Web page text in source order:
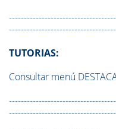
TUTORIAS:
Consultar menú